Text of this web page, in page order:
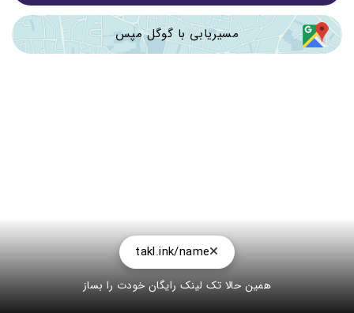
مسیریابی با گوگل مپس
takl.ink/name
همین حالا تک لینک رایگان خودت را بساز